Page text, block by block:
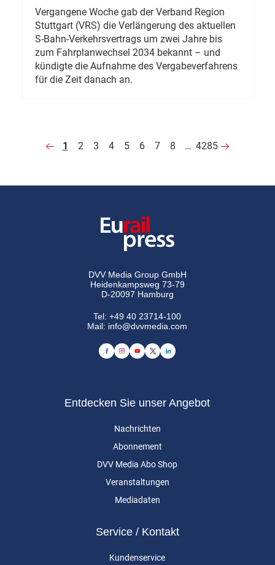
Vergangene Woche gab der Verband Region
Stuttgart (VRS) die Verlängerung des aktuellen
S-Bahn-Verkehrsvertrags um zwei Jahre bis
zum Fahrplanwechsel 2034 bekannt – und
kündigte die Aufnahme des Vergabeverfahrens
für die Zeit danach an.
1 2 3 4 5 6 7 8 … 4285
DVV Media Group GmbH
Heidenkampsweg 73-79
D-20097 Hamburg
Tel:+49 40 23714-100
Mail: info@dvvmedia.com
Entdecken Sie unser Angebot
Nachrichten
Abonnement
DVV Media Abo Shop
Veranstaltungen
Mediadaten
Service / Kontakt
Kundenservice